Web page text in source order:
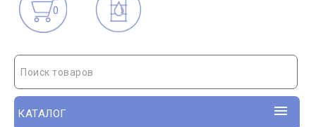
0
Поиск товаров
КАТАЛОГ